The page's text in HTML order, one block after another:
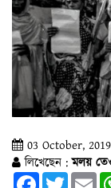
03 October, 2019
লিখেছেন :মলয়
FacebookTwitter